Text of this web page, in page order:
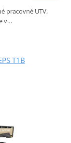
pracovné UTV,
v…
T1B